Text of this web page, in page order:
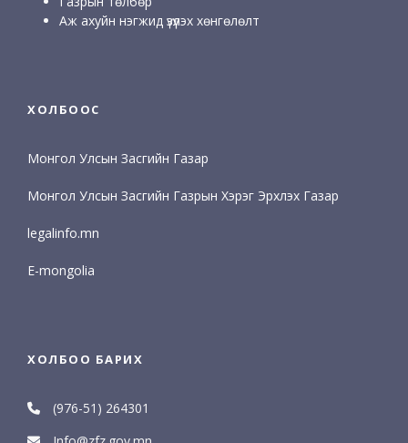
Аж ахуйн нэгжид үзүүлэх хөнгөлөлт
ХОЛБООС
Монгол Улсын Засгийн Газар
Монгол Улсын Засгийн Газрын Хэрэг Эрхлэх Газар
legalinfo.mn
E-mongolia
ХОЛБОО БАРИХ
(976-51) 264301